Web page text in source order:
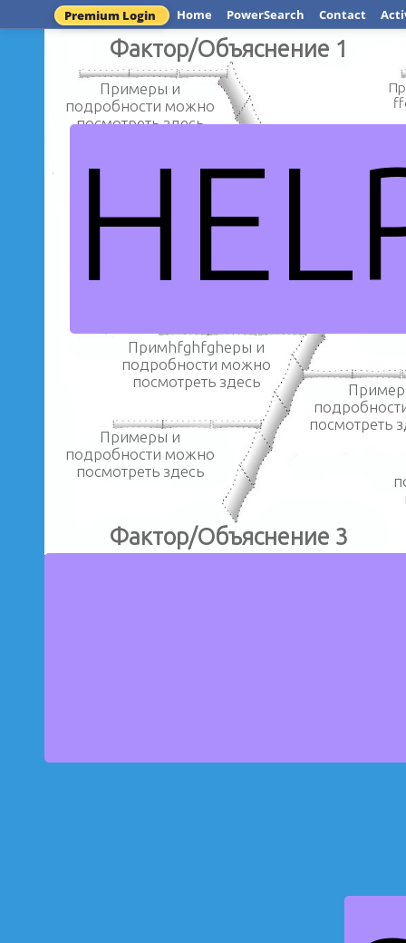
Premium Login Home PowerSearch Contact
Фактор/Объяснение 1
Примеры и
подробности можно
посмотреть здесь
Примеры и
посмотреть здесь
Фактор/Объяснение 3
Примhfghfghеры и
подробности можно
посмотреть здесь
посмотреть
Примеры и
подробности можно
посмотреть здесь
Алгоритм әзірлеуде